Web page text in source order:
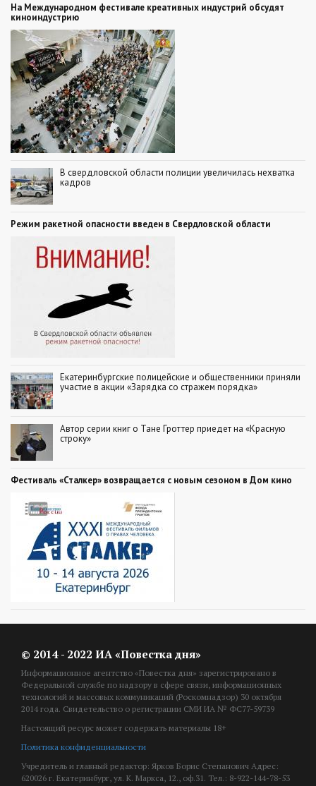
На Международном фестивале креативных индустрий обсудят
киноиндустрию
В свердловской области полиции увеличилась нехватка
кадров
Режим ракетной опасности введен в Свердловской области
Екатеринбургские полицейские и общественники приняли
участие в акции «Зарядка со стражем порядка»
Автор серии книг о Тане Гроттер приедет на «Красную
строку»
Фестиваль «Сталкер» возвращается с новым сезоном в Дом кино
© 2014 - 2022 ИА «Повестка дня»
Информационное агентство «Повестка дня» зарегистрировано в
Федеральной службе по надзору в сфере связи, информационных
технологий и массовых коммуникаций (Роскомнадзор) 30 октября
2014 года. Свидетельство о регистрации СМИ ИА № ФС77-59739
Настоящий ресурс может содержать материалы 18+
Политика конфиденциальности
Учредитель и главный редактор: Ярков Борис Степанович Адрес:
620026 г. Екатеринбург, ул. К. Маркса, 12., оф.31. Тел.: 8-922-144-78-53